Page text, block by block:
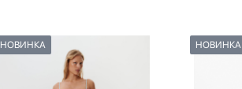
НОВИНКА НОВИНКА